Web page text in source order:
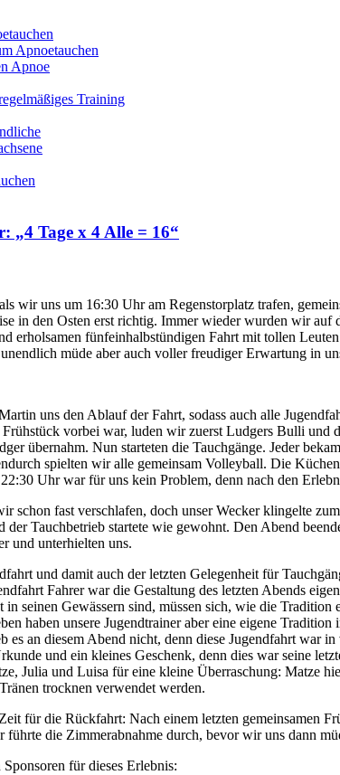
Apnoetauchen
Apnoe
Training
„4 Tage x 4 Alle = 16“
wir uns um 16:30 Uhr am Regenstorplatz trafen,
in den Osten erst richtig. Immer wieder wurden wir auf
erholsamen fünfeinhalbstündigen Fahrt mit tollen
müde aber auch voller freudiger Erwartung in
uns den Ablauf der Fahrt, sodass auch alle
vorbei war, luden wir zuerst Ludgers Bulli und
übernahm. Nun starteten die Tauchgänge. Jeder
spielten wir alle gemeinsam Volleyball. Die
Uhr war für uns kein Problem, denn nach den
schon fast verschlafen, doch unser Wecker klingelte
der Tauchbetrieb startete wie gewohnt. Den Abend
und unterhielten uns.
und damit auch der letzten Gelegenheit für
Fahrer war die Gestaltung des letzten Abends
seinen Gewässern sind, müssen sich, wie die
haben unsere Jugendtrainer aber eine eigene
es an diesem Abend nicht, denn diese Jugendfahrt war
und ein kleines Geschenk, denn dies war seine
Julia und Luisa für eine kleine Überraschung: Matze
trocknen verwendet werden.
für die Rückfahrt: Nach einem letzten gemeinsamen
führte die Zimmerabnahme durch, bevor wir uns dann
für dieses Erlebnis: